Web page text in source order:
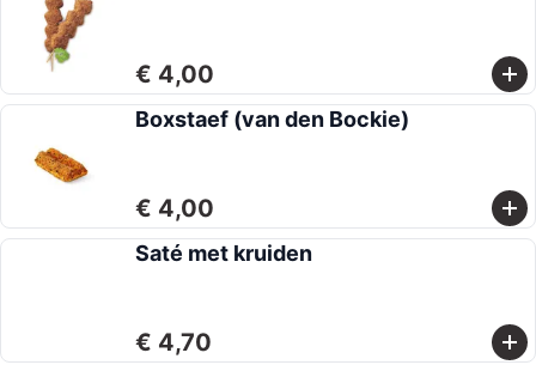
€ 4,00
Boxstaef (van den Bockie)
€ 4,00
Saté met kruiden
€ 4,70